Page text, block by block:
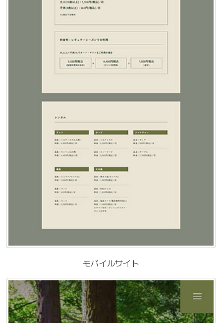
モバイルサイト